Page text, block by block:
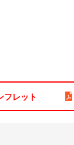
フレット